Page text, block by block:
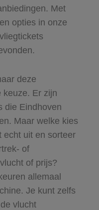
Met
opties in onze
deze
keuze. Er zijn
die Eindhoven
Maar welke kies
echt uit en sorteer
of
of prijs?
allemaal
Je kunt zelfs
vlucht